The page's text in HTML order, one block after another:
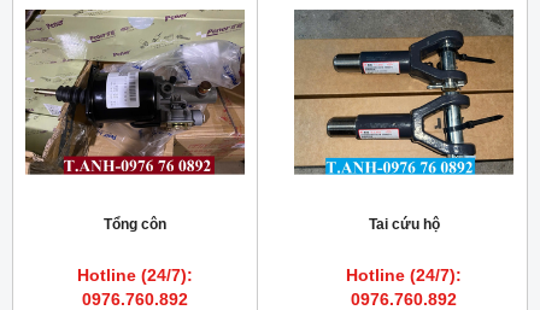
Tổng côn
Hotline (24/7):
0976.760.892
Tai cứu hộ
Hotline (24/7):
0976.760.892